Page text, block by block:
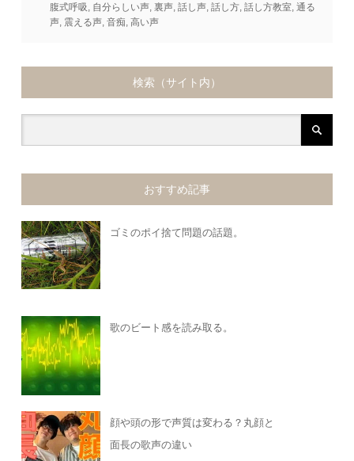
腹式呼吸, 自分らしい声,裏声,話し声,話し方,話し方教室,通る
声, 震える声,音痴,高い声
検索（サイト内）
おすすめ記事
ゴミのポイ捨て問題の話題。
歌のビート感を読み取る。
顔や頭の形で声質は変わる？丸顔と
面長の歌声の違い